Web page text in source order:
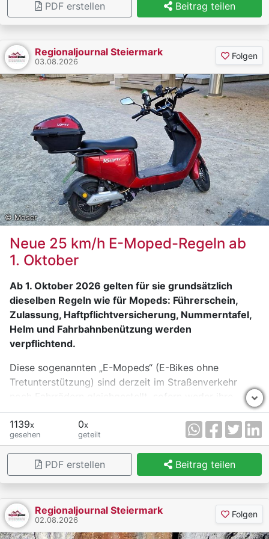
Erstversorgung vom Notarzthubschrauber C14 in das
Krankenhaus Vöcklabruck geflogen.
PDF erstellen Beitrag teilen
Regionaljournal Steiermark
03.08.2026
Folgen
© Moser
Neue 25 km/h E-Moped-Regeln ab
1. Oktober
Ab 1. Oktober 2026 gelten für sie grundsätzlich
dieselben Regeln wie für Mopeds: Führerschein,
Zulassung, Haftpflichtversicherung, Nummerntafel,
Helm und Fahrbahnbenützung werden
verpflichtend.
Diese sogenannten „E-Mopeds“ (E-Bikes ohne
Tretunterstützung) sind derzeit im Straßenverkehr
noch Fahrrädern gleichgestellt, sofern weder ihre
Bauartgeschwindigkeit 25 km/h noch ihre
Nenndauerleistung 250 Watt überschreitet.
Ab 1. Oktober gelten für E-Mopeds aber die gleichen
Regeln wie für bis zu 45 km/h schnelle Mopeds,
betont der Verband der Versicherungsunternehmen
Führerschein (mindestens AM), eine Versicherung, eine
Nummerntafel, eine regelmäßige § 57a-Begutachtung
(„Pickerl“), einen Helm und man darf auch nicht mehr
1139x
gesehen
0x
geteilt
PDF erstellen Beitrag teilen
Regionaljournal Steiermark
02.08.2026
Folgen